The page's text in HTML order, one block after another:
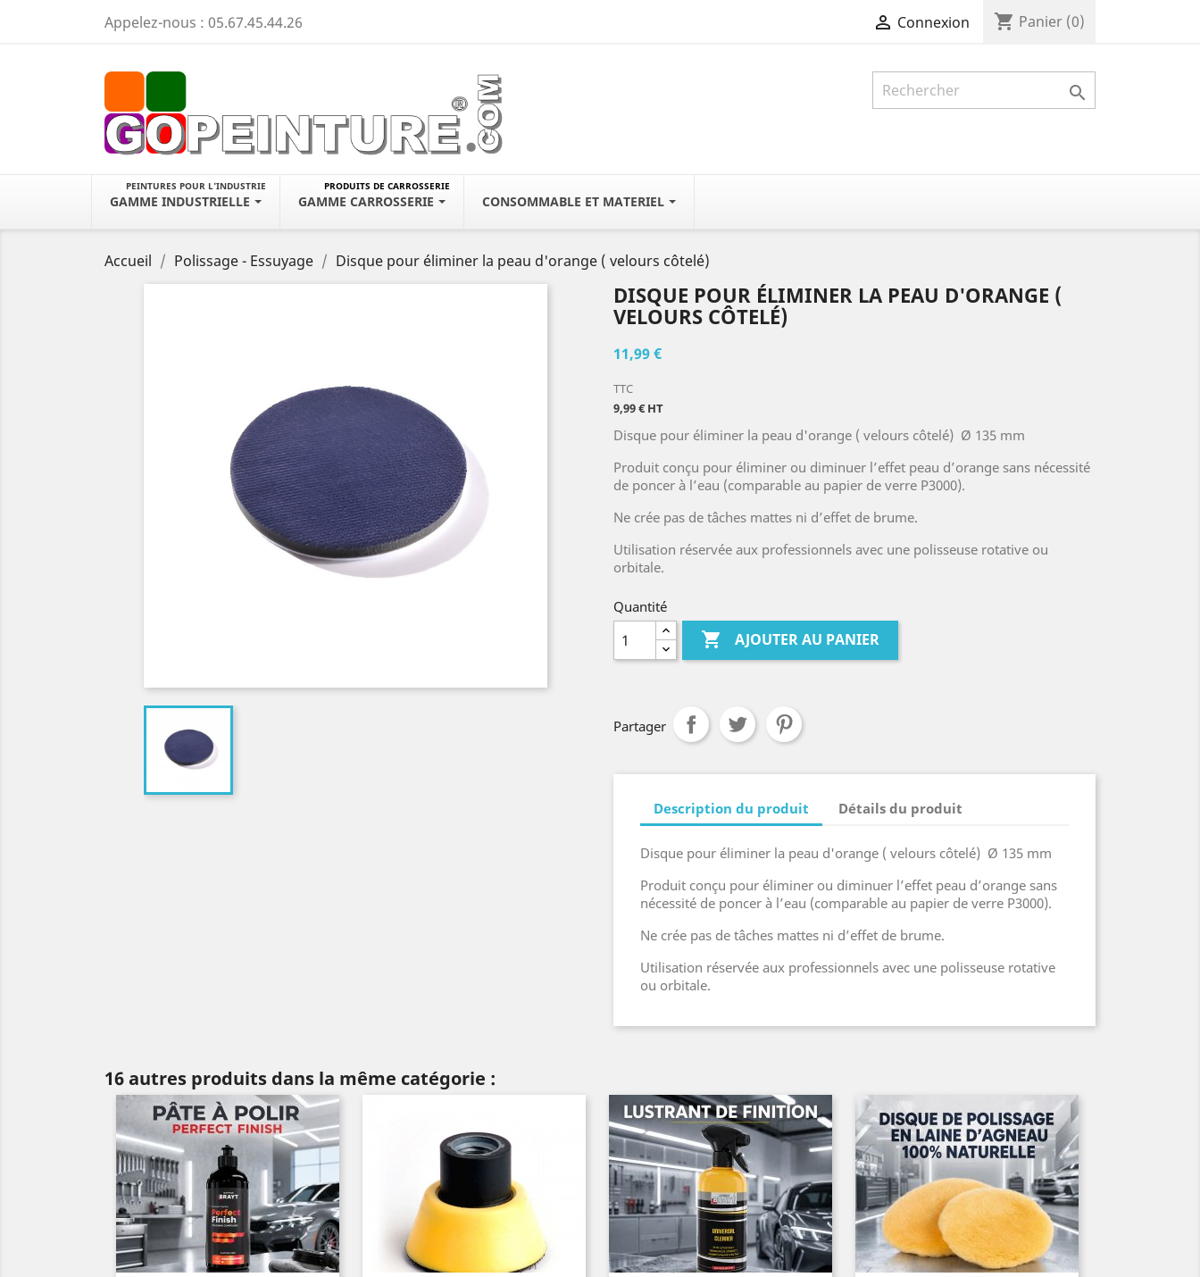
Appelez-nous : 05.67.45.44.26  Connexion shopping_cart Panier (0)

GAMME INDUSTRIELLE
PEINTURES POUR L'INDUSTRIE
GAMME CARROSSERIE
PRODUITS DE CARROSSERIE
CONSOMMABLE ET MATERIEL
Accueil Polissage - Essuyage Disque pour éliminer la peau d'orange ( velours côtelé)
DISQUE POUR ÉLIMINER LA PEAU D'ORANGE (
VELOURS CÔTELÉ)
11,99 €
TTC
9,99 € HT
Disque pour éliminer la peau d'orange ( velours côtelé) Ø 135 mm
Produit conçu pour éliminer ou diminuer l’effet peau d’orange sans nécessité
de poncer à l’eau (comparable au papier de verre P3000).
Ne crée pas de tâches mattes ni d’effet de brume.
Utilisation réservée aux professionnels avec une polisseuse rotative ou
orbitale.
Quantité
 AJOUTER AU PANIER
Partager
Description du produit Détails du produit
Disque pour éliminer la peau d'orange ( velours côtelé) Ø 135 mm
Produit conçu pour éliminer ou diminuer l’effet peau d’orange sans
nécessité de poncer à l’eau (comparable au papier de verre P3000).
Ne crée pas de tâches mattes ni d’effet de brume.
Utilisation réservée aux professionnels avec une polisseuse rotative
ou orbitale.
16 autres produits dans la même catégorie :